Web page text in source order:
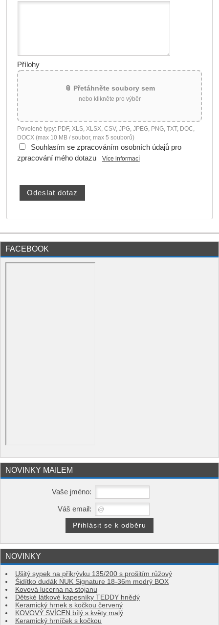
Přílohy
📎 Přetáhněte soubory sem
nebo klikněte pro výběr
Povolené typy: PDF, XLS, XLSX, CSV, JPG, JPEG, PNG, TXT, DOC,
DOCX (max 10 MB / soubor, max 5 souborů)
Souhlasím se zpracováním osobních údajů pro
zpracování mého dotazu
Více informací
FACEBOOK
NOVINKY MAILEM
Vaše jméno:
Váš email:
NOVINKY
Ušitý sypek na přikrývku 135/200 s prošitím růžový
Šidítko dudák NUK Signature 18-36m modrý BOX
Kovová lucerna na stojanu
Dětské látkové kapesníky TEDDY hnědý
Keramický hrnek s kočkou červený
KOVOVÝ SVÍCEN bílý s květy malý
Keramický hrníček s kočkou